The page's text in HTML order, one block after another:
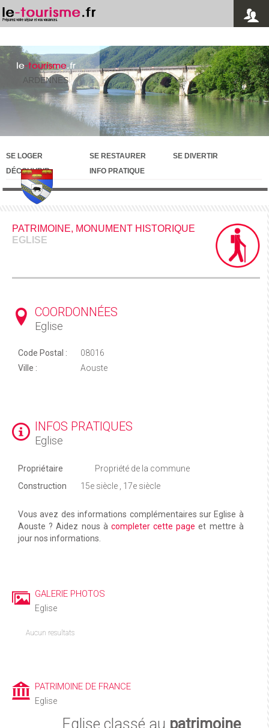
le-tourisme.fr
ARDENNES
SE LOGER SE RESTAURER
SE DIVERTIR
DÉCOUVRIR
INFO PRATIQUE
PATRIMOINE, MONUMENT HISTORIQUE
EGLISE
COORDONNÉES
Eglise
Code Postal :
08016
Ville :
Aouste
INFOS PRATIQUES
Eglise
Propriétaire
Propriété de la commune
Construction
15e siècle , 17e siècle
Vous avez des informations complémentaires sur Eglise à
Aouste ? Aidez nous à completer cette page et mettre à
jour nos informations.
GALERIE PHOTOS
Eglise
Aucun resultats
PATRIMOINE DE FRANCE
Eglise
Eglise classé au patrimoine